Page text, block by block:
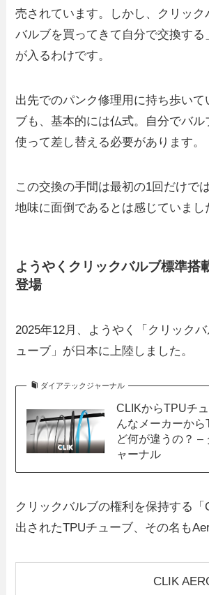
売されています。しかし、クリック
バルブを買ってきて自分で交換する
が入るわけです。
出先でのパンク修理用に持ち歩いて
ブも、基本的には仏式。自分でバル
使って差し替える必要があります。
この交換の手間は最初の1回だけで
地味に面倒であるとは感じていまし
ようやくクリックバルブ標準搭
登場
2025年12月、ようやく「クリック
ューブ」が日本に上陸しました。
ダイアテックジャーナル
CLIKからTPUチ
んなメーカーか
ど何が違うの？ –
ャーナル
クリックバルブの権利を保持する「
出されたTPUチューブ、その名も
CLIK